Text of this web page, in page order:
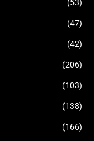
(53)
(47)
(42)
(206)
(103)
(138)
(166)